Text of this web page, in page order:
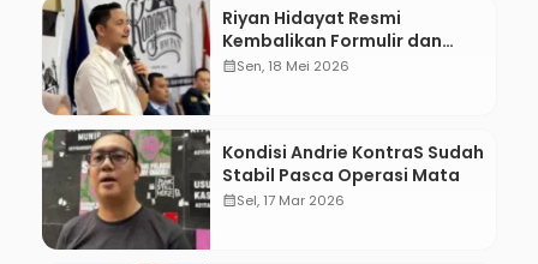
Riyan Hidayat Resmi
Kembalikan Formulir dan
Berkas Pencalonan Ketua
calendar_monthSen, 18 Mei 2026
Kondisi Andrie KontraS Sudah
Stabil Pasca Operasi Mata
calendar_monthSel, 17 Mar 2026